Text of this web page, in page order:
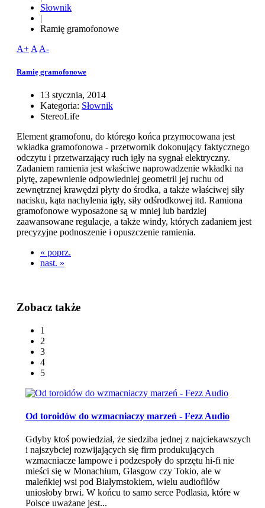
Słownik
|
Ramię gramofonowe
A+ A A-
Ramię gramofonowe
13 stycznia, 2014
Kategoria: Słownik
StereoLife
Element gramofonu, do którego końca przymocowana jest
wkładka gramofonowa - przetwornik dokonujący faktycznego
odczytu i przetwarzający ruch igły na sygnał elektryczny.
Zadaniem ramienia jest właściwe naprowadzenie wkładki na
płytę, zapewnienie odpowiedniej geometrii jej ruchu od
zewnętrznej krawędzi płyty do środka, a także właściwej siły
nacisku, kąta nachylenia igły, siły odśrodkowej itd. Ramiona
gramofonowe wyposażone są w mniej lub bardziej
zaawansowane regulacje, a także windy, których zadaniem jest
precyzyjne podnoszenie i opuszczenie ramienia.
« poprz.
nast. »
Zobacz także
1
2
3
4
5
Od toroidów do wzmacniaczy marzeń - Fezz Audio
Gdyby ktoś powiedział, że siedziba jednej z najciekawszych
i najszybciej rozwijających się firm produkujących
wzmacniacze lampowe i podzespoły do sprzętu hi-fi nie
mieści się w Monachium, Glasgow czy Tokio, ale w
maleńkiej wsi pod Białymstokiem, wielu audiofilów
uniosłoby brwi. W końcu to samo serce Podlasia, które w
Polsce uważane jest...